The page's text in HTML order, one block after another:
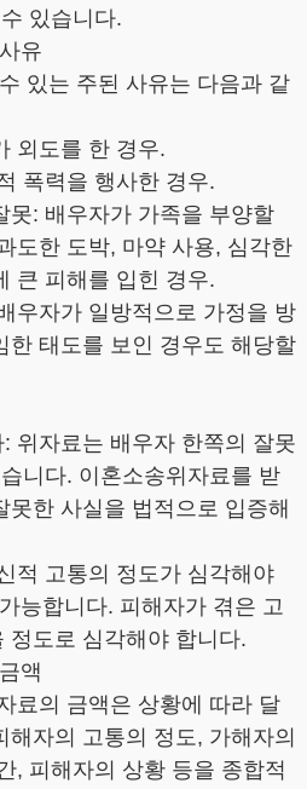
있습니다.
유
있는 주된 사유는 다음과 같
외도를 한 경우.
폭력을 행사한 경우.
못: 배우자가 가족을 부양할
도한 도박, 마약 사용, 심각한
큰 피해를 입힌 경우.
우자가 일방적으로 가정을 방
한 태도를 보인 경우도 해당할
위자료는 배우자 한쪽의 잘못
니다. 이혼소송위자료를 받
한 사실을 법적으로 입증해
적 고통의 정도가 심각해야
능합니다. 피해자가 겪은 고
정도로 심각해야 합니다.
액
료의 금액은 상황에 따라 달
자의 고통의 정도, 가해자의
, 피해자의 상황 등을 종합적